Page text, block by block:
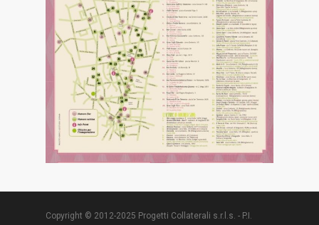
Copyright © 2012-2025 Progetti Collaterali s.r.l.s. - P.I.